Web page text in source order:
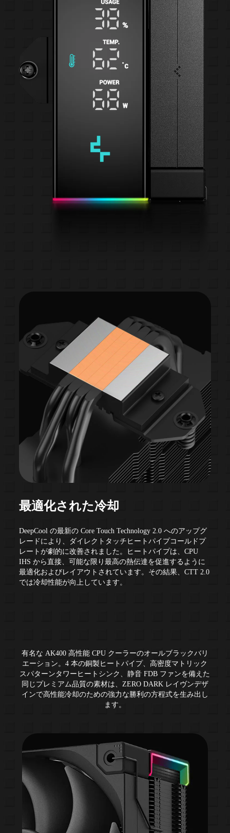
最適化された冷却
DeepCool の最新の Core Touch Technology 2.0 へのアップグ
レードにより、ダイレクトタッチヒートパイプコールドプ
レートが劇的に改善されました。ヒートパイプは、CPU
IHS から直接、可能な限り最高の熱伝達を促進するように
最適化およびレイアウトされています。その結果、CTT 2.0
では冷却性能が向上しています。
有名な AK400 高性能 CPU クーラーのオールブラックバリ
エーション。4 本の銅製ヒートパイプ、高密度マトリック
スパターンタワーヒートシンク、静音 FDB ファンを備えた
同じプレミアム品質の素材は、ZERO DARK レイヴンデザ
インで高性能冷却のための強力な勝利の方程式を生み出し
ます。